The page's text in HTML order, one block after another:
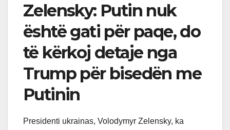
Zelensky: Putin nuk
është gati për paqe, do
të kërkoj detaje nga
Trump për bisedën me
Putinin
Presidenti ukrainas, Volodymyr Zelensky, ka